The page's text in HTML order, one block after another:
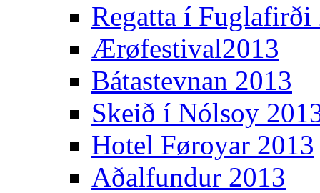
Regatta í Fuglafirði
Ærøfestival2013
Bátastevnan 2013
Skeið í Nólsoy
Hotel Føroyar 2013
Aðalfundur 2013